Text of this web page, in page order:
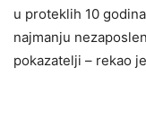
u proteklih 10
najmanju
pokazatelji – rekao